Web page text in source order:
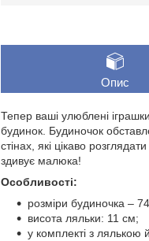
Опис
Тепер ваші улюблені
будинок. Будиночок
стінах, які цікаво
здивує малюка!
Особливості:
розміри будиночка –
висота ляльки: 11 см;
у комплекті з лялькою